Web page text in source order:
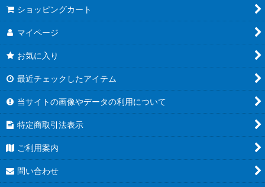
ショッピングカート
マイページ
お気に入り
最近チェックしたアイテム
当サイトの画像やデータの利用について
特定商取引法表示
ご利用案内
問い合わせ